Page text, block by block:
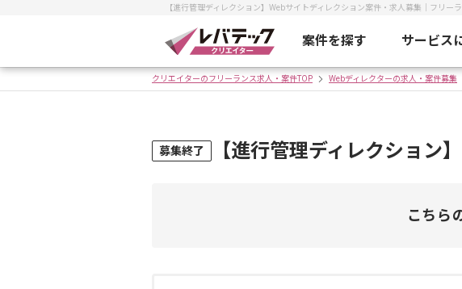
【進行管理ディレクション】Webサイトディレクション案件・求人募集｜フリー
案件を探す サービス
クリエイターのフリーランス求人・案件TOP Webディレクターの求人・案件募集
募集終了 【進行管理ディレクション
こちら